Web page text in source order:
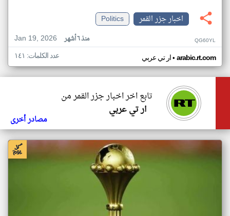
اخبار جزر القمر
Politics
Jan 19, 2026
منذ ٦ أشهر QG60YL
ار تي عربي• arabic.rt.com عدد الكلمات: ١٤١
تابع اخر اخبار جزر القمر من
ار تي عربي
مصادر أخرى